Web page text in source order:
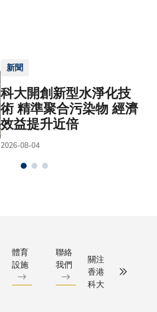
新聞
科大開創新型水淨化技
術 精準聚合污染物 經濟
效益提升近倍
2026-08-04
體育
設施
聯絡
我們
關注
香港
科大